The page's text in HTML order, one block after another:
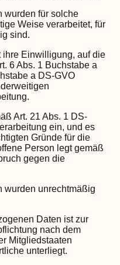
wurden für solche
Weise verarbeitet, für
sind.
ihre Einwilligung, auf die
6 Abs. 1 Buchstabe a
a DS-GVO
Art. 21 Abs. 1 DS-
ein, und es
Gründe für die
Person legt gemäß
gegen die
wurden unrechtmäßig
Daten ist zur
nach dem
Mitgliedstaaten
unterliegt.